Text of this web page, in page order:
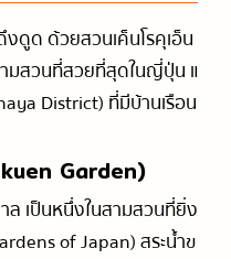
งดูด ด้วยสวนเค็นโรคุเอ็น
มสวนที่สวยที่สุดในญี่ปุ่น แ
District) ที่มีบ้านเรือน
Garden)
เป็นหนึ่งในสามสวนที่ยิ่ง
of Japan) สระน้ำข